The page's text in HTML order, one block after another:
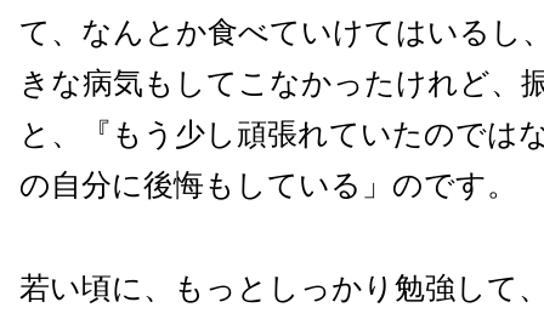
て、なんとか食べていけてはいるし
きな病気もしてこなかったけれど、
と、『もう少し頑張れていたのでは
の自分に後悔もしている」のです。
若い頃に、もっとしっかり勉強して